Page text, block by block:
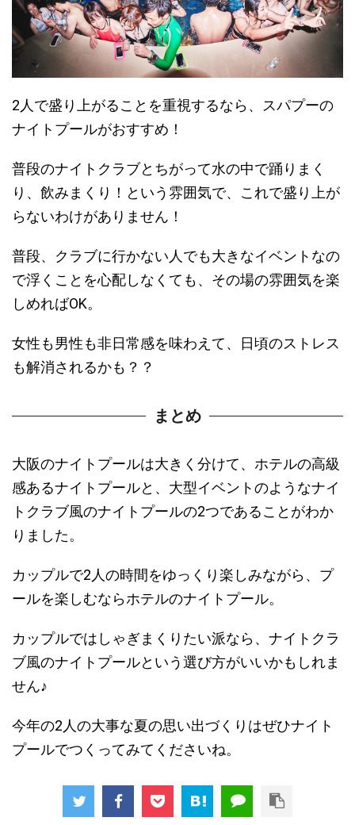
2人で盛り上がることを重視するなら、スパプーの
ナイトプールがおすすめ！
普段のナイトクラブとちがって水の中で踊りまく
り、飲みまくり！という雰囲気で、これで盛り上が
らないわけがありません！
普段、クラブに行かない人でも大きなイベントなの
で浮くことを心配しなくても、その場の雰囲気を楽
しめればOK。
女性も男性も非日常感を味わえて、日頃のストレス
も解消されるかも？？
まとめ
大阪のナイトプールは大きく分けて、ホテルの高級
感あるナイトプールと、大型イベントのようなナイ
トクラブ風のナイトプールの2つであることがわか
りました。
カップルで2人の時間をゆっくり楽しみながら、プ
ールを楽しむならホテルのナイトプール。
カップルではしゃぎまくりたい派なら、ナイトクラ
ブ風のナイトプールという選び方がいいかもしれま
せん♪
今年の2人の大事な夏の思い出づくりはぜひナイト
プールでつくってみてくださいね。